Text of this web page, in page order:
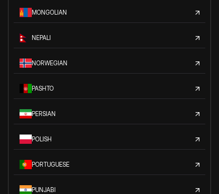
MONGOLIAN
NEPALI
NORWEGIAN
PASHTO
PERSIAN
POLISH
PORTUGUESE
PUNJABI